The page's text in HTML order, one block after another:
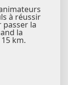
à réussir
passer la
la
km.